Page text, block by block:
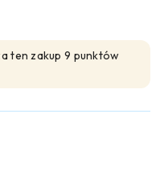
ten zakup 9 punktów